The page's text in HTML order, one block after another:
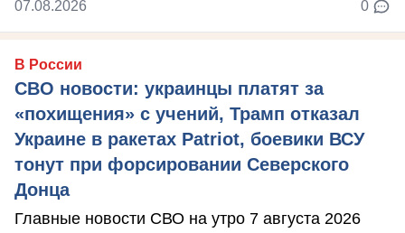
07.08.2026 0
В России
СВО новости: украинцы платят за
«похищения» с учений, Трамп отказал
Украине в ракетах Patriot, боевики ВСУ
тонут при форсировании Северского
Донца
Главные новости СВО на утро 7 августа 2026